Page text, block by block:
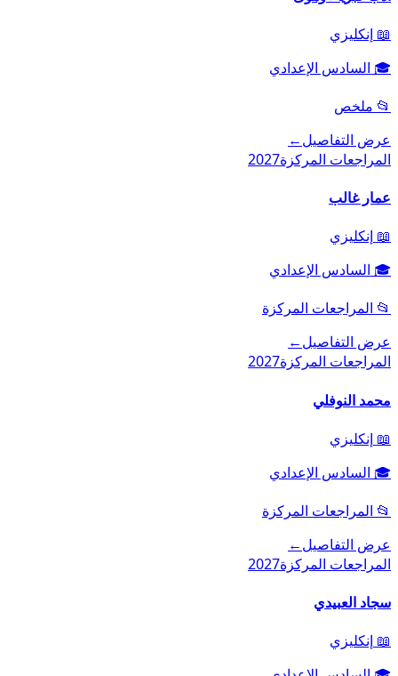
📖 إنكليزي
🎓 السادس الإعدادي
📂 ملخص
عرض التفاصيل←
المراجعات المركزة2027
عمار غالب
📖 إنكليزي
🎓 السادس الإعدادي
📂 المراجعات المركزة
عرض التفاصيل←
المراجعات المركزة2027
محمد النوفلي
📖 إنكليزي
🎓 السادس الإعدادي
📂 المراجعات المركزة
عرض التفاصيل←
المراجعات المركزة2027
سجاد العبيدي
📖 إنكليزي